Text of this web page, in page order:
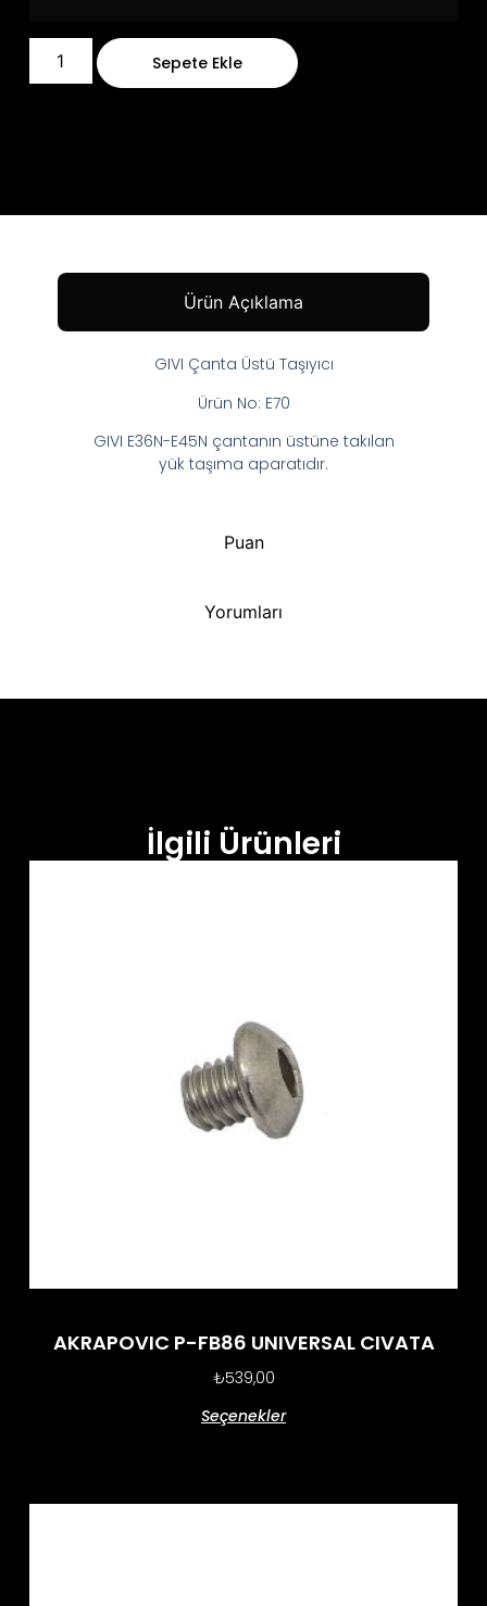
Sepete Ekle
Ürün Açıklama
Puan
Yorumları
GIVI Çanta Üstü Taşıyıcı
Ürün No: E70
GIVI E36N-E45N çantanın üstüne takılan
yük taşıma aparatıdır.
İlgili Ürünleri
AKRAPOVIC P-FB86 UNIVERSAL CIVATA
₺539,00
Seçenekler